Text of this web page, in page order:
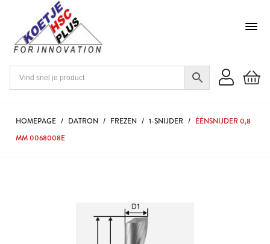
HOMEPAGE / DATRON / FREZEN / 1-SNIJDER / ÉÉNSNIJDER 0,8
MM 0068008E